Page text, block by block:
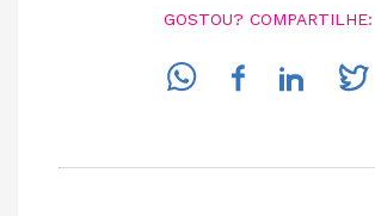
GOSTOU? COMPARTILHE: